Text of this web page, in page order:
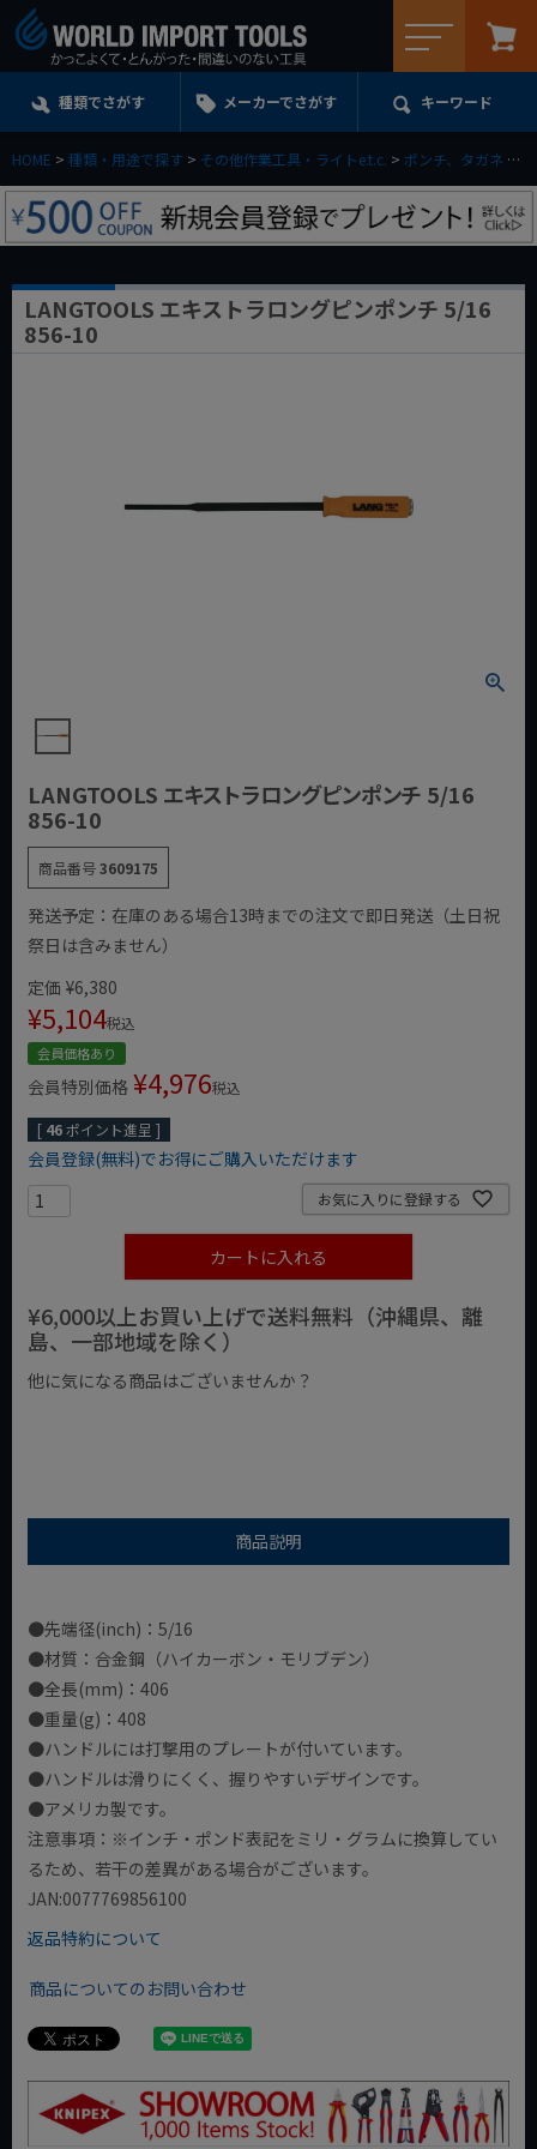
種類でさがす メーカーでさがす キーワード
HOME 種類・用途で探す その他作業工具・ライトe.t.c. ポンチ、タガネ
LANGTOOLS エキストラロングピンポンチ 5/16
856-10
LANGTOOLS エキストラロングピンポンチ 5/16
856-10
商品番号3609175
発送予定：在庫のある場合13時までの注文で即日発送（土日祝
祭日は含みません）
定価 ¥6,380
¥5,104税込
会員価格あり
会員特別価格 ¥4,976税込
[ 46ポイント進呈 ]
会員登録(無料)でお得にご購入いただけます
お気に入りに登録する
カートに入れる
¥6,000以上お買い上げで送料無料（沖縄県、離
島、一部地域を除く）
他に気になる商品はございませんか？
商品説明
●先端径(inch)：5/16
●材質：合金鋼（ハイカーボン・モリブデン）
●全長(mm)：406
●重量(g)：408
●ハンドルには打撃用のプレートが付いています。
●ハンドルは滑りにくく、握りやすいデザインです。
●アメリカ製です。
注意事項：※インチ・ポンド表記をミリ・グラムに換算してい
るため、若干の差異がある場合がございます。
JAN:0077769856100
返品特約について
商品についてのお問い合わせ